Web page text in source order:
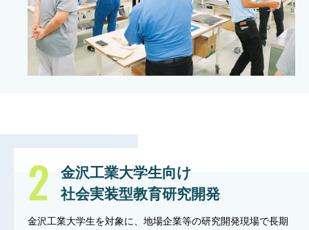
金沢工業大学生向け
社会実装型教育研究開発
金沢工業大学生を対象に、地場企業等の研究開発現場で長期